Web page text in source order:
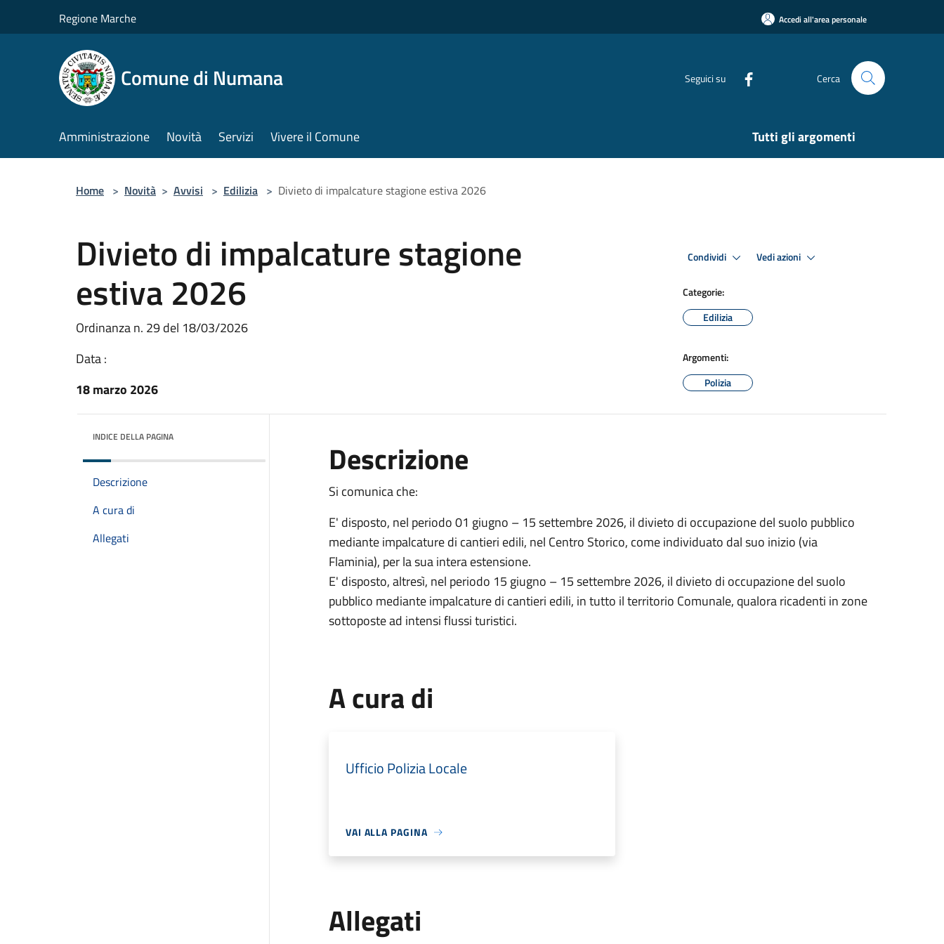
Regione Marche Accedi all'area personale
Comune di Numana Seguici su Cerca
Amministrazione Novità Servizi Vivere il Comune Tutti gli argomenti
Home > Novità > Avvisi > Edilizia > Divieto di impalcature stagione estiva 2026
Divieto di impalcature stagione
estiva 2026
Ordinanza n. 29 del 18/03/2026
Data :
18 marzo 2026
Condividi Vedi azioni
Categorie:
Edilizia
Argomenti:
Polizia
INDICE DELLA PAGINA
Descrizione
A cura di
Allegati
Descrizione
Si comunica che:
E' disposto, nel periodo 01 giugno – 15 settembre 2026, il divieto di occupazione del suolo pubblico
mediante impalcature di cantieri edili, nel Centro Storico, come individuato dal suo inizio (via
Flaminia), per la sua intera estensione.
E' disposto, altresì, nel periodo 15 giugno – 15 settembre 2026, il divieto di occupazione del suolo
pubblico mediante impalcature di cantieri edili, in tutto il territorio Comunale, qualora ricadenti in zone
sottoposte ad intensi flussi turistici.
A cura di
Ufficio Polizia Locale
VAI ALLA PAGINA
Allegati